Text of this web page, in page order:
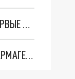
"ОЧЕНЬ ПЛОХИЕ НОВОСТИ": БОЛЬШАЯ ОШИБКА PALANTIR В РОССИИ. СТРАНЫ НАТО ВПЕРВЫЕ ЗА СВО ОСТАНОВИЛИ ПОСТАВКИ ОРУЖИЯ. ВСУ ТЕРЯЮТ ПРИГРАНИЧЬЕ?
ТРИ ГЛАВНЫХ ИНСАЙДА ОБ СВО. ОТМЕНА МОБИЛИЗАЦИИ И ВОЗВРАЩЕНИЕ "ГЕНЕРАЛА АРМАГЕДДОНА"? ОТЛИЧНЫЕ НОВОСТИ, КОТОРЫЕ ЖДАЛИ ВСЕ